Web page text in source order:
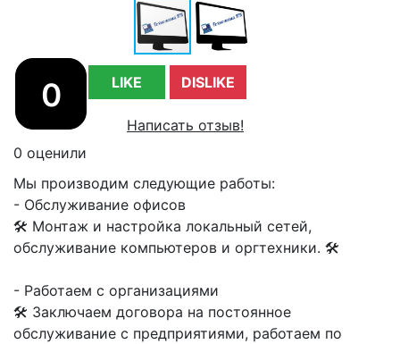
0 LIKE DISLIKE
Написать отзыв!
0 оценили
Мы производим следующие работы:
- Обслуживание офисов
🛠 Монтаж и настройка локальный сетей,
обслуживание компьютеров и оргтехники. 🛠
- Работаем с организациями
🛠 Заключаем договора на постоянное
обслуживание с предприятиями, работаем по